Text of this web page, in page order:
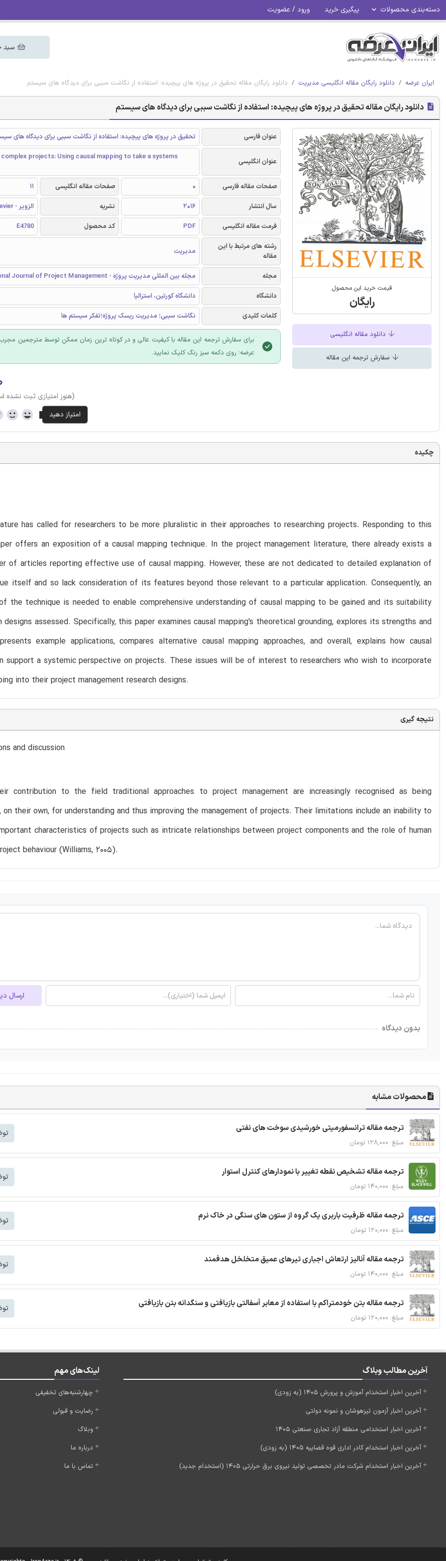
دسته‌بندی محصولات پیگیری خرید ورود / عضویت
سبد
ایران عرضه دانلود رایگان مقاله انگلیسی مدیریت دانلود رایگان مقاله تحقیق در پروژه های پیچیده: استفاده از نگاشت سببی برای دیدگاه های سیستم
دانلود رایگان مقاله تحقیق در پروژه های پیچیده: استفاده از نگاشت سببی برای دیدگاه های سیستم
قیمت خرید این محصول
رایگان
دانلود مقاله انگلیسی
سفارش ترجمه این مقاله
عنوان فارسی تحقیق در پروژه های پیچیده: استفاده از نگاشت سببی برای دیدگاه های
عنوان انگلیسی projects: Using causal mapping to take a systems
صفحات مقاله فارسی 0 صفحات مقاله انگلیسی
11
سال انتشار
2016 نشریه
الزویر - Elsevier
فرمت مقاله انگلیسی
PDF کد محصول
E4780
رشته های مرتبط با این
مقاله
مدیریت
مجله
مجله بین المللی مدیریت پروژه - International Journal of Project Management
دانشگاه
دانشگاه کورتین، استرالیا
کلمات کلیدی
نگاشت سببی؛ مدیریت ریسک پروژه؛تفکر سیستم ها
برای سفارش ترجمه این مقاله با کیفیت عالی و در کوتاه ترین زمان ممکن توسط مترجمین
عرضه؛ روی دکمه سبز رنگ کلیک نمایید.
(هنوز امتیازی ثبت نشده
چکیده
has called for researchers to be more pluralistic in their approaches to researching projects. Responding to this
offers an exposition of a causal mapping technique. In the project management literature, there already exists a
of articles reporting effective use of causal mapping. However, these are not dedicated to detailed explanation of
itself and so lack consideration of its features beyond those relevant to a particular application. Consequently, an
the technique is needed to enable comprehensive understanding of causal mapping to be gained and its suitability
designs assessed. Specifically, this paper examines causal mapping's theoretical grounding, explores its strengths and
example applications, compares alternative causal mapping approaches, and overall, explains how causal
support a systemic perspective on projects. These issues will be of interest to researchers who wish to incorporate
into their project management research designs.
نتیجه گیری
and discussion
contribution to the field traditional approaches to project management are increasingly recognised as being
their own, for understanding and thus improving the management of projects. Their limitations include an inability to
characteristics of projects such as intricate relationships between project components and the role of human
behaviour (Williams, 2005).
ارسال
بدون دیدگاه
محصولات مشابه
ترجمه مقاله ترانسفورمیتی خورشیدی سوخت های نفتی
مبلغ: ۱۲۸,۰۰۰ تومان
ترجمه مقاله تشخیص نقطه تغییر با نمودارهای کنترل استوار
مبلغ: ۱۴۰,۰۰۰ تومان
ترجمه مقاله ظرفیت باربری یک گروه از ستون های سنگی در خاک نرم
مبلغ: ۱۲۰,۰۰۰ تومان
ترجمه مقاله آنالیز ارتعاش اجباری تیرهای عمیق متخلخل هدفمند
مبلغ: ۱۴۰,۰۰۰ تومان
ترجمه مقاله بتن خودمتراکم با استفاده از معابر آسفالتی بازیافتی و سنگدانه بتن بازیافتی
مبلغ: ۱۲۰,۰۰۰ تومان
آخرین مطالب وبلاگ
آخرین اخبار استخدام آموزش و پرورش 1405 (به زودی)
آخرین اخبار آزمون تیزهوشان و نمونه دولتی
آخرین اخبار استخدامی منطقه آزاد تجاری صنعتی 1405
آخرین اخبار استخدام کادر اداری قوه قضاییه 1405 (به زودی)
آخرین اخبار استخدام شرکت مادر تخصصی تولید نیروی برق حرارتی 1405 (استخدام جدید)
لینک‌های مهم
چهارشنبه‌های تخفیفی
رضایت و قبولی
وبلاگ
درباره ما
تماس با ما